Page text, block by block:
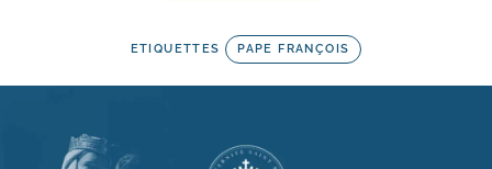
ETIQUETTES PAPE FRANÇOIS